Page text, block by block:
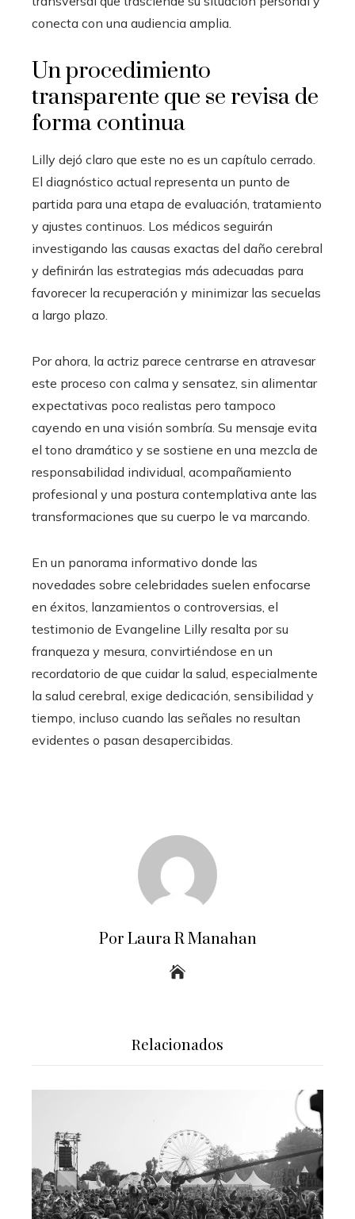
conecta con una audiencia amplia.
Un procedimiento
transparente que se revisa de
forma continua
Lilly dejó claro que este no es un capítulo cerrado.
El diagnóstico actual representa un punto de
partida para una etapa de evaluación, tratamiento
y ajustes continuos. Los médicos seguirán
investigando las causas exactas del daño cerebral
y definirán las estrategias más adecuadas para
favorecer la recuperación y minimizar las secuelas
a largo plazo.
Por ahora, la actriz parece centrarse en atravesar
este proceso con calma y sensatez, sin alimentar
expectativas poco realistas pero tampoco
cayendo en una visión sombría. Su mensaje evita
el tono dramático y se sostiene en una mezcla de
responsabilidad individual, acompañamiento
profesional y una postura contemplativa ante las
transformaciones que su cuerpo le va marcando.
En un panorama informativo donde las
novedades sobre celebridades suelen enfocarse
en éxitos, lanzamientos o controversias, el
testimonio de Evangeline Lilly resalta por su
franqueza y mesura, convirtiéndose en un
recordatorio de que cuidar la salud, especialmente
la salud cerebral, exige dedicación, sensibilidad y
tiempo, incluso cuando las señales no resultan
evidentes o pasan desapercibidas.
Por Laura R Manahan
Relacionados